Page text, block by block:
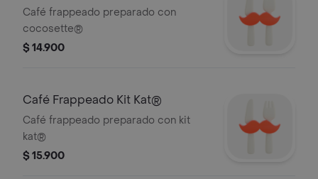
Café frappeado preparado con
cocosette®
$ 14.900
Café Frappeado Kit Kat®
Café frappeado preparado con kit
kat®
$ 15.900